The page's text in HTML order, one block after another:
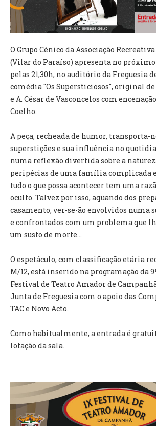
VÍDEOS
AUTARQUIA
CONSTITUIÇÃO
PRESIDENTE
EXECUTIVO E PELOUROS
ASSEMBLEIA DE FREGUESIA
GRAVAÇÕES DAS REUNIÕES PÚBLICAS DO
DOCUMENTOS
ATAS E DOCUMENTOS DA ASSEMBLEIA
EDITAIS
REGULAMENTOS E TAXAS
PLANO E ORÇAMENTO
RELATÓRIO E CONTAS
INVENTÁRIO
CÓDIGO DE CONDUTA
ORÇAMENTO COLABORATIVO
FUNDO DE APOIO AO ASSOCIATIVISMO
SUBVENÇÕES PÚBLICAS
CEMITÉRIO
RECENSEAMENTO ELEITORAL
ATESTADOS
O Grupo Cénico da Associação
(Vilar do Paraíso) apresenta no próximo
pelas 21,30h, no auditório da Freguesia
comédia "Os Supersticiosos", original
e A. César de Vasconcelos com
Coelho.
A peça, recheada de humor, transporta-
superstições e sua influência no
numa reflexão divertida sobre a
peripécias de uma família complicada
tudo o que possa acontecer tem uma
oculto. Talvez por isso, aquando dos
casamento, ver-se-ão envolvidos numa
e confrontados com um problema que
um susto de morte…
O espetáculo, com classificação etária
M/12, está inserido na programação da
Festival de Teatro Amador de
Junta de Freguesia com o apoio das
TAC e Novo Acto.
Como habitualmente, a entrada é
lotação da sala.